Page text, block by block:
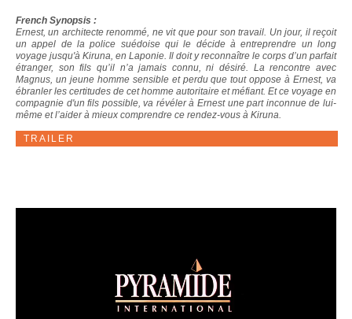
French Synopsis :
Ernest, un architecte renommé, ne vit que pour son travail. Un jour, il reçoit
un appel de la police suédoise qui le décide à entreprendre un long
voyage jusqu'à Kiruna, en Laponie. Il doit y reconnaître le corps d’un parfait
étranger, son fils qu’il n’a jamais connu, ni désiré. La rencontre avec
Magnus, un jeune homme sensible et perdu que tout oppose à Ernest, va
ébranler les certitudes de cet homme autoritaire et méfiant. Et ce voyage en
compagnie d'un fils possible, va révéler à Ernest une part inconnue de lui-
même et l’aider à mieux comprendre ce rendez-vous à Kiruna.
TRAILER